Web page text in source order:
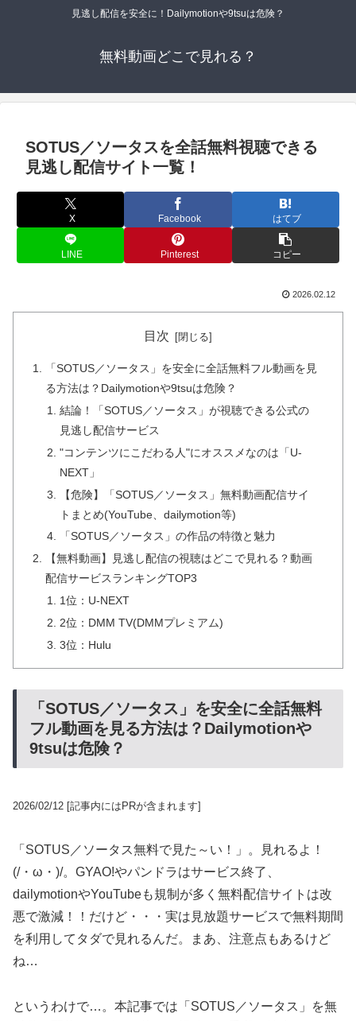
見逃し配信を安全に！Dailymotionや9tsuは危険？
無料動画どこで見れる？
SOTUS／ソータスを全話無料視聴できる
見逃し配信サイト一覧！
X Facebook はてブ
LINE Pinterest コピー
2026.02.12
目次
「SOTUS／ソータス」を安全に全話無料フル動画を見
る方法は？Dailymotionや9tsuは危険？
結論！「SOTUS／ソータス」が視聴できる公式の
見逃し配信サービス
"コンテンツにこだわる人"にオススメなのは「U-
NEXT」
【危険】「SOTUS／ソータス」無料動画配信サイ
トまとめ(YouTube、dailymotion等)
「SOTUS／ソータス」の作品の特徴と魅力
【無料動画】見逃し配信の視聴はどこで見れる？動画
配信サービスランキングTOP3
1位：U-NEXT
2位：DMM TV(DMMプレミアム)
3位：Hulu
「SOTUS／ソータス」を安全に全話無料
フル動画を見る方法は？Dailymotionや
9tsuは危険？
2026/02/12 [記事内にはPRが含まれます]
「SOTUS／ソータス無料で見た～い！」。見れるよ！
(/・ω・)/。GYAO!やパンドラはサービス終了、
dailymotionやYouTubeも規制が多く無料配信サイトは改
悪で激減！！だけど・・・実は見放題サービスで無料期間
を利用してタダで見れるんだ。まあ、注意点もあるけど
ね…
というわけで…。本記事では「SOTUS／ソータス」を無